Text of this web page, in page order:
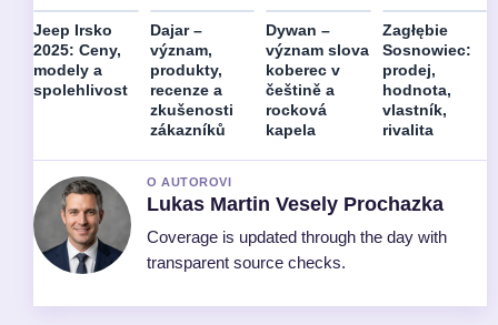
Jeep Irsko
2025: Ceny,
modely a
spolehlivost
Dajar –
význam,
produkty,
recenze a
zkušenosti
zákazníků
Dywan –
význam slova
koberec v
češtině a
rocková
kapela
Zagłębie
Sosnowiec:
prodej,
hodnota,
vlastník,
rivalita
O AUTOROVI
Lukas Martin Vesely Prochazka
Coverage is updated through the day with
transparent source checks.